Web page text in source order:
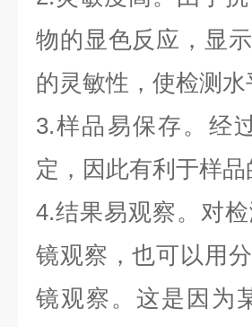
物的显色反应，显
的灵敏性，使检测
3.样品易保存。经
定，因此有利于样品
4.结果易观察。对
镜观察，也可以用
镜观察。这是因为